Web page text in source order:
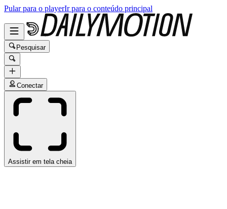
Pular para o playerIr para o conteúdo principal
Pesquisar
Conectar
Assistir em tela cheia